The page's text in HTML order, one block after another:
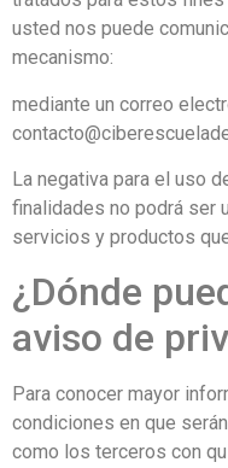
usted nos puede
mecanismo:
mediante un correo
La negativa para el uso
finalidades no podrá ser
servicios y productos
¿Dónde
aviso de
Para conocer mayor
condiciones en que
como los terceros con